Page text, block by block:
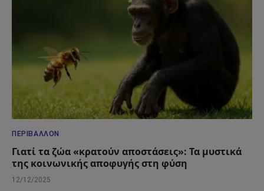
ΠΕΡΙΒΆΛΛΟΝ
Γιατί τα ζώα «κρατούν αποστάσεις»: Τα μυστικά
της κοινωνικής αποφυγής στη φύση
12/12/2025